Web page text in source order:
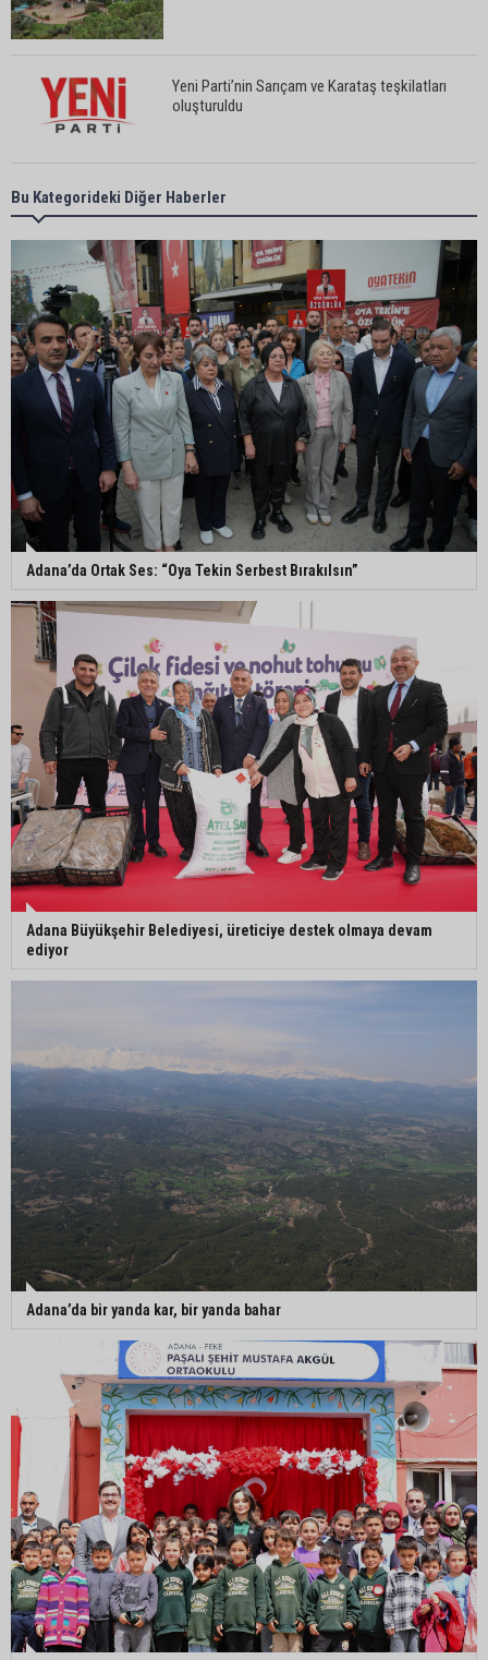
Yeni Parti’nin Sarıçam ve Karataş teşkilatları
oluşturuldu
Feke Belediye Başkanı Cömert Özen, Adana
Valisi Mustafa Yavuz’u makamında ziyaret etti
Yeni Parti Çukurova kurucu ilçe başkanı Ümit Arif
Özsoy oldu
Enerji ve Tabii Kaynaklar Bakanı Alparslan
Bayraktar: “Ceyhan’ı Rotterdam’a çevirebiliriz”
Başkan Ali Bedrettin Karataş’tan sahiller için
duyarlılık çağrısı
MHP Adana İl Başkanı Hakan Yıldırım:
“Liderimize dil uzatmak sizin haddinize değildir”
Adanalı 13 yaşındaki Ela Nur şelalede hayatını
kaybetti
Bu Kategorideki Diğer Haberler
Adana’da Ortak Ses: “Oya Tekin Serbest Bırakılsın”
Adana Büyükşehir Belediyesi, üreticiye destek olmaya devam
ediyor
Adana’da bir yanda kar, bir yanda bahar